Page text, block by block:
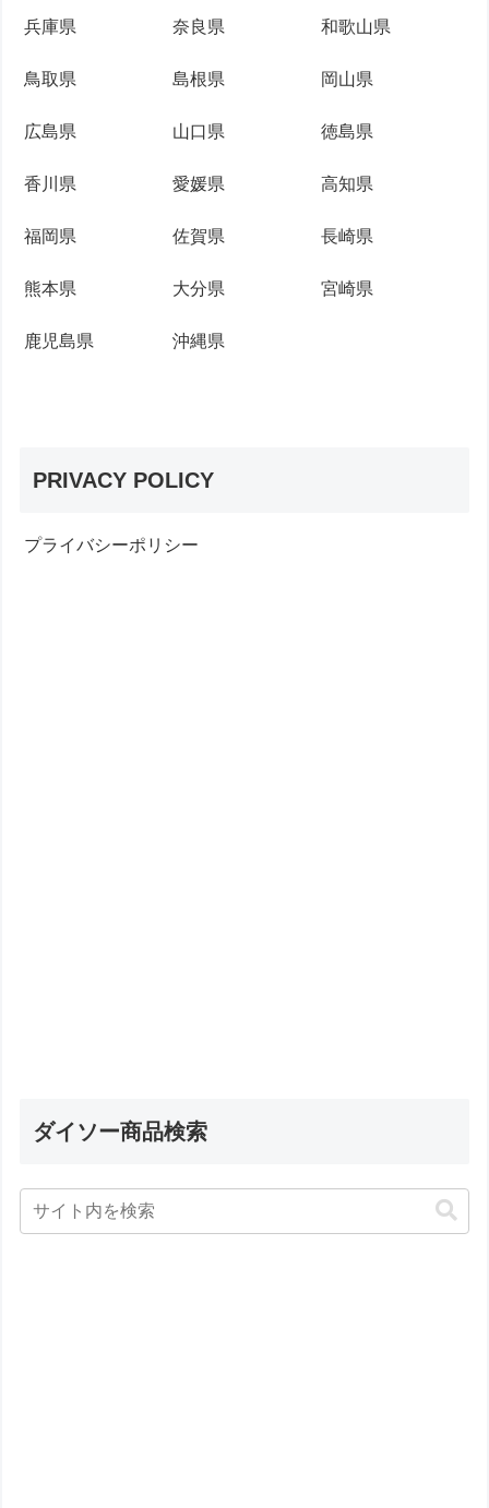
兵庫県 奈良県 和歌山県
鳥取県 島根県 岡山県
広島県 山口県 徳島県
香川県 愛媛県 高知県
福岡県 佐賀県 長崎県
熊本県 大分県 宮崎県
鹿児島県 沖縄県
PRIVACY POLICY
プライバシーポリシー
ダイソー商品検索